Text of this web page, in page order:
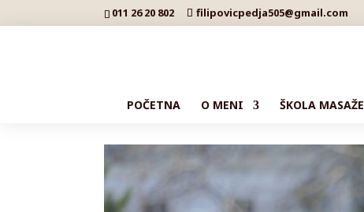
011 26 20 802 filipovicpedja505@gmail.com
POČETNA O MENI ŠKOLA MASAŽE